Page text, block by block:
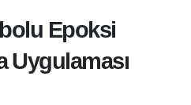
Epoksi
Uygulaması